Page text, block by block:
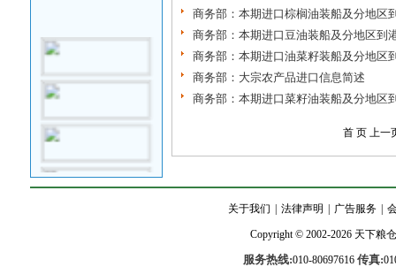
商务部：本期进口棕榈油装船及分地区
商务部：本期进口豆油装船及分地区到
商务部：本期进口油菜籽装船及分地区
商务部：大宗农产品进口信息简述
商务部：本期进口菜籽油装船及分地区
首 页 上一
关于我们 法律声明 广告服务
Copyright © 2002-2026 天下粮仓
服务热线:010-80697616 传真: